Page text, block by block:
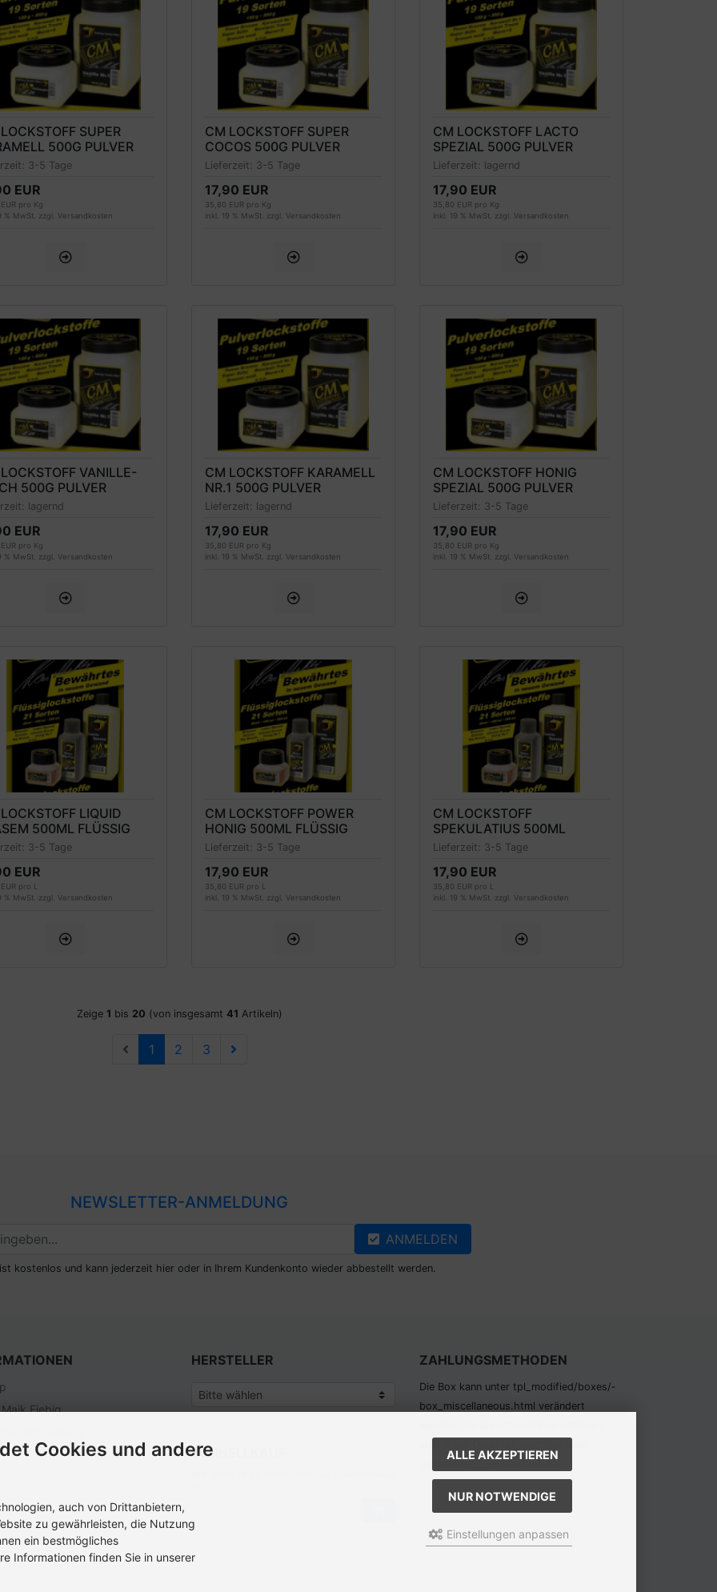
SUPER
500G PULVER
3-5 Tage
EUR
pro Kg
% MwSt. zzgl. Versandkosten
CM LOCKSTOFF SUPER
COCOS 500G PULVER
Lieferzeit: 3-5 Tage
17,90 EUR
35,80 EUR pro Kg
inkl. 19 % MwSt. zzgl. Versandkosten
CM LOCKSTOFF LACTO
SPEZIAL 500G PULVER
Lieferzeit: lagernd
17,90 EUR
35,80 EUR pro Kg
inkl. 19 % MwSt. zzgl. Versandkosten
VANILLE-
500G PULVER
lagernd
EUR
pro Kg
% MwSt. zzgl. Versandkosten
CM LOCKSTOFF KARAMELL
NR.1 500G PULVER
Lieferzeit: lagernd
17,90 EUR
35,80 EUR pro Kg
inkl. 19 % MwSt. zzgl. Versandkosten
CM LOCKSTOFF HONIG
SPEZIAL 500G PULVER
Lieferzeit: 3-5 Tage
17,90 EUR
35,80 EUR pro Kg
inkl. 19 % MwSt. zzgl. Versandkosten
LIQUID
500ML FLÜSSIG
3-5 Tage
EUR
pro L
% MwSt. zzgl. Versandkosten
CM LOCKSTOFF POWER
HONIG 500ML FLÜSSIG
Lieferzeit: 3-5 Tage
17,90 EUR
35,80 EUR pro L
inkl. 19 % MwSt. zzgl. Versandkosten
CM LOCKSTOFF
SPEKULATIUS 500ML
FLÜSSIG
Lieferzeit: 3-5 Tage
17,90 EUR
35,80 EUR pro L
inkl. 19 % MwSt. zzgl. Versandkosten
Zeige 1 bis 20 (von insgesamt 41 Artikeln)
1 2 3
NEWSLETTER-ANMELDUNG
ANMELDEN
kostenlos und kann jederzeit hier oder in Ihrem Kundenkonto wieder abbestellt werden.
Fiebig
HERSTELLER
SCHNELLKAUF
ZAHLUNGSMETHODEN
Die Box kann unter tpl_modified/boxes/­
box_miscellaneous.html verändert
Cookies und andere
auch von Drittanbietern,
zu gewährleisten, die Nutzung
ein bestmögliches
Informationen finden Sie in unserer
ALLE AKZEPTIEREN
NUR NOTWENDIGE
Einstellungen anpassen